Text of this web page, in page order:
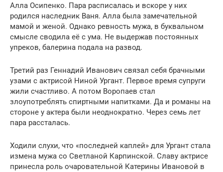
Алла Осипенко. Пара расписалась и вскоре у них
родился наследник Ваня. Алла была замечательной
мамой и женой. Однако ревность мужа, в буквальном
смысле сводила её с ума. Не выдержав постоянных
упреков, балерина подала на развод.
Третий раз Геннадий Иванович связал себя брачными
узами с актрисой Ниной Ургант. Первое время супруги
жили счастливо. А потом Воропаев стал
злоупотреблять спиртными напитками. Да и романы на
стороне у актера были неоднократно. Через семь лет
пара рассталась.
Ходили слухи, что «последней каплей» для Ургант стала
измена мужа со Светланой Карпинской. Славу актрисе
принесла роль очаровательной Катерины Ивановой в